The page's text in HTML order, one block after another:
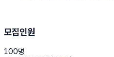
모집인원
100명